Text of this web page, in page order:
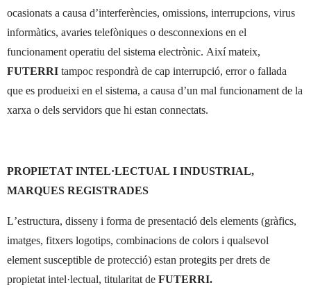
ocasionats a causa d’interferències, omissions, interrupcions, virus
informàtics, avaries telefòniques o desconnexions en el
funcionament operatiu del sistema electrònic. Així mateix,
FUTERRI tampoc respondrà de cap interrupció, error o fallada
que es produeixi en el sistema, a causa d’un mal funcionament de la
xarxa o dels servidors que hi estan connectats.
PROPIETAT INTEL·LECTUAL I INDUSTRIAL,
MARQUES REGISTRADES
L’estructura, disseny i forma de presentació dels elements (gràfics,
imatges, fitxers logotips, combinacions de colors i qualsevol
element susceptible de protecció) estan protegits per drets de
propietat intel·lectual, titularitat de FUTERRI.